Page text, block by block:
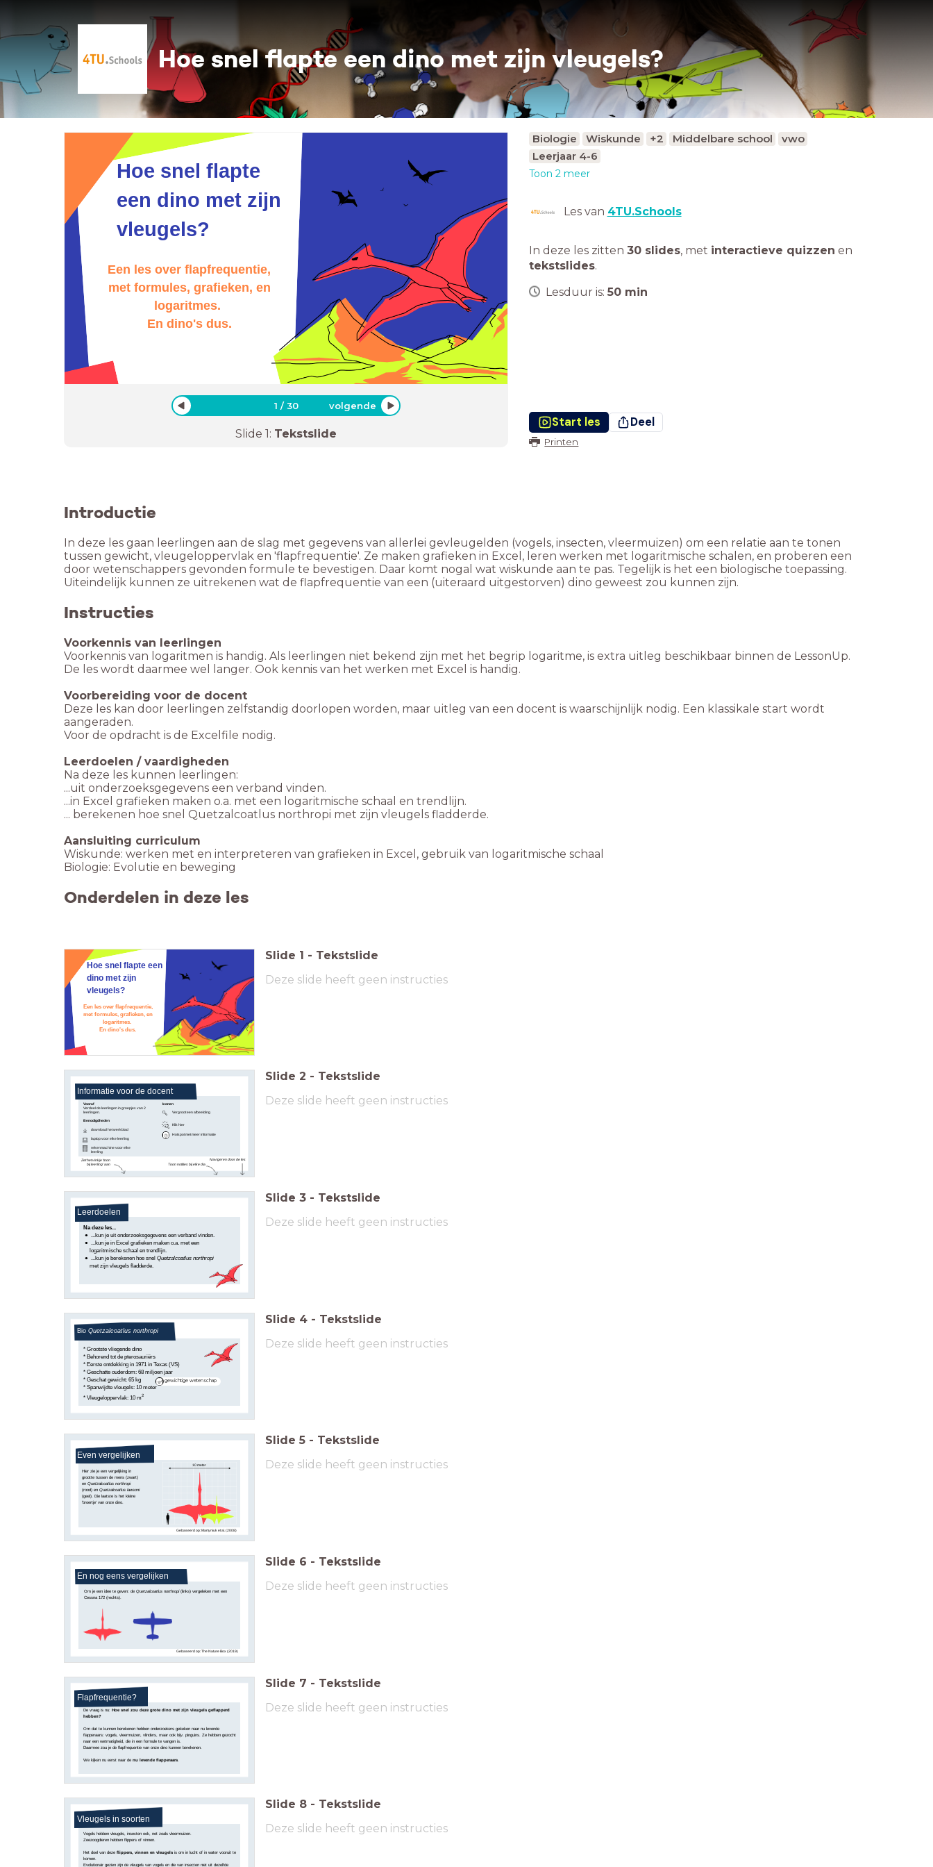
Hoe snel flapte een dino met zijn vleugels?
Een les over flapfrequentie,
met formules, grafieken, en
logaritmes.
En dino's dus.
Hoe snel flapte
een dino met zijn
vleugels?
1 /30 volgende
Slide 1: Tekstslide
Biologie Wiskunde +2 Middelbare school
vwo
Leerjaar 4-6
Toon 2 meer
Les van 4TU.Schools
In deze les zitten 30 slides, met interactieve quizzen en
tekstslides.
Lesduur is: 50 min
Start les Deel
Printen
Introductie
In deze les gaan leerlingen aan de slag met gegevens van allerlei gevleugelden (vogels, insecten, vleermuizen) om een relatie aan te tonen
tussen gewicht, vleugeloppervlak en 'flapfrequentie'. Ze maken grafieken in Excel, leren werken met logaritmische schalen, en proberen een
door wetenschappers gevonden formule te bevestigen. Daar komt nogal wat wiskunde aan te pas. Tegelijk is het een biologische toepassing.
Uiteindelijk kunnen ze uitrekenen wat de flapfrequentie van een (uiteraard uitgestorven) dino geweest zou kunnen zijn.
Instructies
Voorkennis van leerlingen
Voorkennis van logaritmen is handig. Als leerlingen niet bekend zijn met het begrip logaritme, is extra uitleg beschikbaar binnen de LessonUp.
De les wordt daarmee wel langer. Ook kennis van het werken met Excel is handig.
Voorbereiding voor de docent
Deze les kan door leerlingen zelfstandig doorlopen worden, maar uitleg van een docent is waarschijnlijk nodig. Een klassikale start wordt
aangeraden.
Voor de opdracht is de Excelfile nodig.
Leerdoelen / vaardigheden
Na deze les kunnen leerlingen:
... berekenen hoe snel Quetzalcoatlus northropi met zijn vleugels fladderde.
Aansluiting curriculum
Wiskunde: werken met en interpreteren van grafieken in Excel, gebruik van logaritmische schaal
Biologie: Evolutie en beweging
Onderdelen in deze les
Een les over flapfrequentie,
met formules, grafieken, en
logaritmes.
En dino's dus.
Hoe snel flapte een
dino met zijn
vleugels?
Slide 1 - Tekstslide
Deze slide heeft geen instructies
Informatie voor de docent
Vooraf
Verdeel de leerlingen in groepjes van 2
leerlingen.
Benodigdheden
Iconen
Zet het vinkje 'toon
bij leerling' aan
Toon notities bij elke dia
Navigeren door de les
download het werkblad
Vergroot een afbeelding
Klik hier
Hotspot met meer informatie
laptop voor elke leerling
rekenmachine voor elke
leerling
Slide 2 - Tekstslide
Deze slide heeft geen instructies
Leerdoelen
Na deze les...
...kun je uit onderzoeksgegevens een verband vinden.
...kun je in Excel grafieken maken o.a. met een
logaritmische schaal en trendlijn.
...kun je berekenen hoe snelQuetzalcoatlus northropi
met zijn vleugels fladderde.
Slide 3 - Tekstslide
Deze slide heeft geen instructies
Bio Quetzalcoatlus northropi
* Grootste vliegende dino
* Behorend tot de pterosauriërs
* Eerste ontdekking in 1971 in Texas (VS)
* Geschatte ouderdom: 68 miljoen jaar
* Geschat gewicht: 65 kg
* Spanwijdte vleugels: 10 meter
* Vleugeloppervlak: 10 m2
gewichtige wetenschap
Slide 4 - Tekstslide
Deze slide heeft geen instructies
Even vergelijken
Hier zie je een vergelijking in
grootte tussen de mens (zwart)
enQuetzalcoatlus northropi
(rood) enQuetzalcoatlus lawsoni
(geel). Die laatste is het kleine
'broertje' van onze dino.
Gebaseerd op: Martyniuk et al. (2008)
10 meter
Slide 5 - Tekstslide
Deze slide heeft geen instructies
En nog eens vergelijken
Gebaseerd op: The Nature Box (2019)
Om je een idee te geven: deQuetzalcoatlus northropi(links) vergeleken met een
Cessna 172 (rechts).
Slide 6 - Tekstslide
Deze slide heeft geen instructies
Flapfrequentie?
De vraag is nu: Hoe snel zou deze grote dino met zijn vleugels geflapperd
hebben?
Om dat te kunnen berekenen hebben onderzoekers gekeken naar nu levende
flapperaars: vogels, vleermuizen, vlinders, maar ook bijv. pinguins. Ze hebben gezocht
naar een wetmatigheid, die in een formule te vangen is.
Daarmee zou je de flapfrequentie van onze dino kunnen berekenen.
We kijken nu eerst naar de nu levende flapperaars.
Slide 7 - Tekstslide
Deze slide heeft geen instructies
Vleugels in soorten
Vogels hebben vleugels, insecten ook, net zoals vleermuizen.
Zeezoogdieren hebben flippers of vinnen.
Het doel van deze flippers, vinnen en vleugelsis om in lucht of in water vooruit te
komen.
Evolutionair gezien zijn de vleugels van vogels en die van insecten niet uit dezelfde
Slide 8 - Tekstslide
Deze slide heeft geen instructies